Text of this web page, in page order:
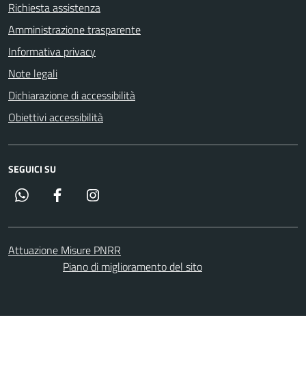
Richiesta assistenza
Amministrazione trasparente
Informativa privacy
Note legali
Dichiarazione di accessibilità
Obiettivi accessibilità
SEGUICI SU
Whatsapp Facebook
Attuazione Misure PNRR
Piano di miglioramento del sito